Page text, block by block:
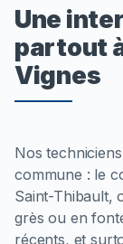
Une
partout
Vignes
Nos
commune : le
Saint-Thibault,
grès ou en
récents, et